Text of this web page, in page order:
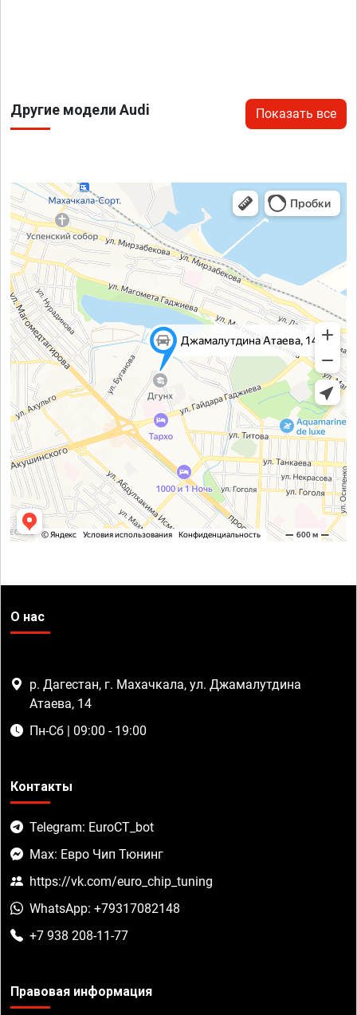
Другие модели Audi Показать все
О нас
р. Дагестан, г. Махачкала, ул. Джамалутдина
Атаева, 14
Пн-Сб | 09:00 - 19:00
Контакты
Telegram: EuroCT_bot
Max: Евро Чип Тюнинг
https://vk.com/euro_chip_tuning
WhatsApp: +79317082148
+7 938 208-11-77
Правовая информация